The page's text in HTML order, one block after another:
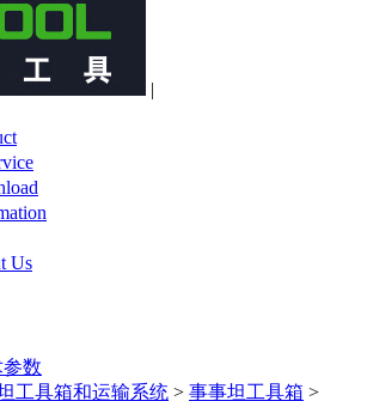
|
Us
数
工具箱和运输系统 > 事事坦工具箱 >